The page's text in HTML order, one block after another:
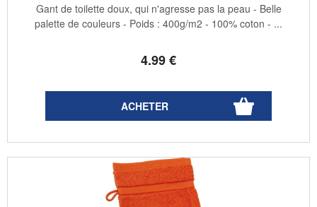
4.99€
Gant de toilette doux, qui n'agresse pas la peau - Belle
palette de couleurs - Poids : 400g/m2 - 100% coton - ...